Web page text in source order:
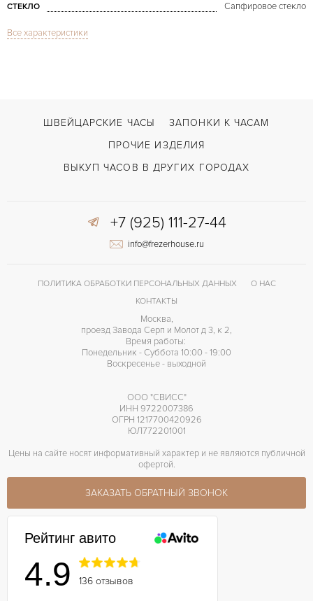
СТЕКЛО Сапфировое стекло
ФУНКЦИИ
Двойной сложности застежка
Все характеристики
ШВЕЙЦАРСКИЕ ЧАСЫ
ЗАПОНКИ К ЧАСАМ
ПРОЧИЕ ИЗДЕЛИЯ
ВЫКУП ЧАСОВ В ДРУГИХ ГОРОДАХ
+7 (925) 111-27-44
info@frezerhouse.ru
ПОЛИТИКА ОБРАБОТКИ ПЕРСОНАЛЬНЫХ ДАННЫХ
О НАС
КОНТАКТЫ
Москва,
проезд Завода Серп и Молот д 3, к 2,
Время работы:
Понедельник - Суббота 10:00 - 19:00
Воскресенье - выходной
ООО "СВИСС"
ИНН 9722007386
ОГРН 1217700420926
ЮЛ772201001
Цены на сайте носят информативный характер и не являются публичной
офертой.
ЗАКАЗАТЬ ОБРАТНЫЙ ЗВОНОК
Рейтинг авито
4.9 136 отзывов